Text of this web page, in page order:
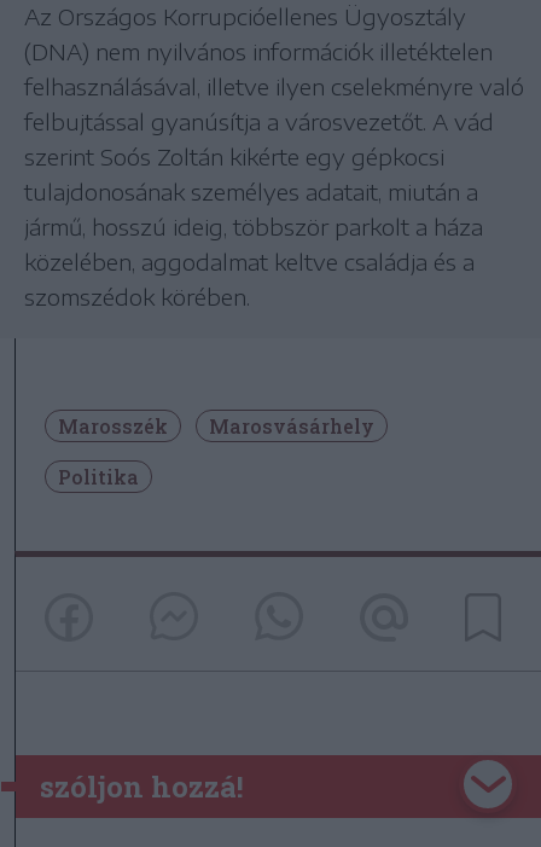
Az Országos Korrupcióellenes Ügyosztály
(DNA) nem nyilvános információk illetéktelen
felhasználásával, illetve ilyen cselekményre való
felbujtással gyanúsítja a városvezetőt. A vád
szerint Soós Zoltán kikérte egy gépkocsi
tulajdonosának személyes adatait, miután a
jármű, hosszú ideig, többször parkolt a háza
közelében, aggodalmat keltve családja és a
szomszédok körében.
Marosszék
Marosvásárhely
Politika
szóljon hozzá!